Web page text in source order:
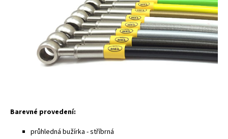
Barevné provedení:
průhledná bužírka - stříbrná